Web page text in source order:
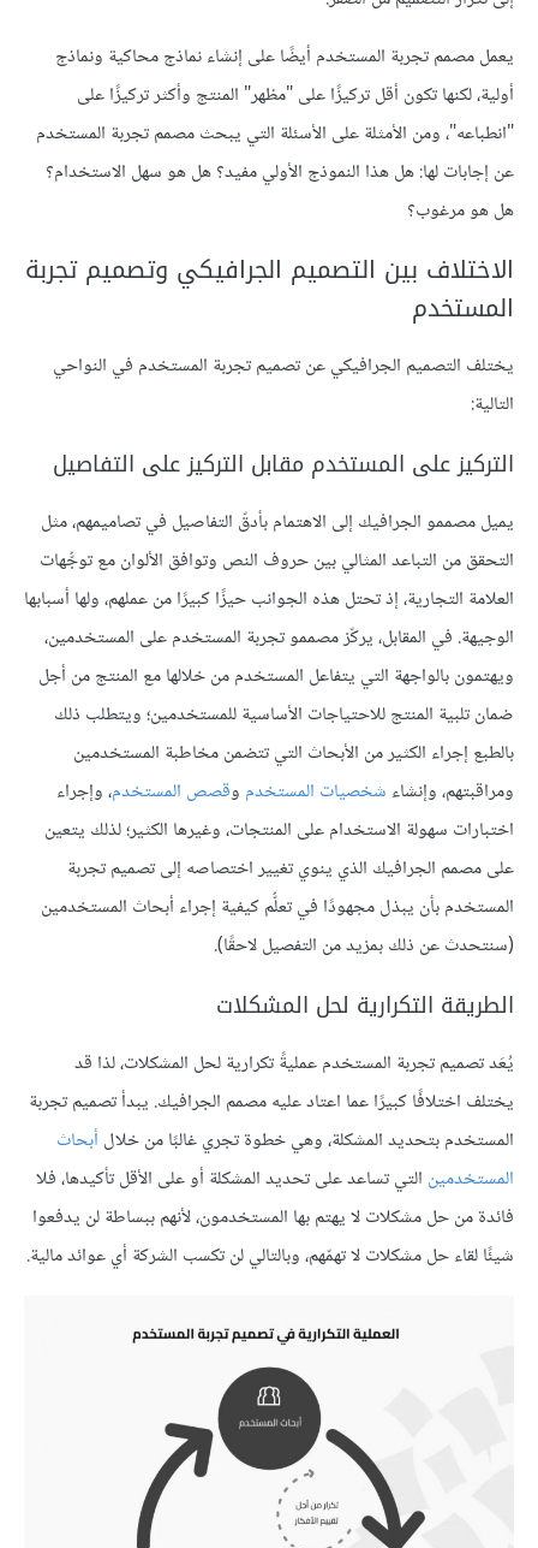
يعمل مصمم تجربة المستخدم أيضًا على إنشاء نماذج محاكية ونماذج
أولية، لكنها تكون أقل تركيزًا على "مظهر" المنتج وأكثر تركيزًا على
"انطباعه"، ومن الأمثلة على الأسئلة التي يبحث مصمم تجربة المستخدم
عن إجابات لها: هل هذا النموذج الأولي مفيد؟ هل هو سهل الاستخدام؟
هل هو مرغوب؟
الاختلاف بين التصميم الجرافيكي وتصميم تجربة
المستخدم
يختلف التصميم الجرافيكي عن تصميم تجربة المستخدم في النواحي
التالية:
التركيز على المستخدم مقابل التركيز على التفاصيل
يميل مصممو الجرافيك إلى الاهتمام بأدقّ التفاصيل في تصاميمهم، مثل
التحقق من التباعد المثالي بين حروف النص وتوافق الألوان مع توجُّهات
العلامة التجارية، إذ تحتل هذه الجوانب حيزًا كبيرًا من عملهم، ولها أسبابها
الوجيهة. في المقابل، يركّز مصممو تجربة المستخدم على المستخدمين،
ويهتمون بالواجهة التي يتفاعل المستخدم من خلالها مع المنتج من أجل
ضمان تلبية المنتج للاحتياجات الأساسية للمستخدمين؛ ويتطلب ذلك
بالطبع إجراء الكثير من الأبحاث التي تتضمن مخاطبة المستخدمين
ومراقبتهم، وإنشاء شخصيات المستخدم وقصص المستخدم، وإجراء
اختبارات سهولة الاستخدام على المنتجات، وغيرها الكثير؛ لذلك يتعين
على مصمم الجرافيك الذي ينوي تغيير اختصاصه إلى تصميم تجربة
المستخدم بأن يبذل مجهودًا في تعلُّم كيفية إجراء أبحاث المستخدمين
(سنتحدث عن ذلك بمزيد من التفصيل لاحقًا).
الطريقة التكرارية لحل المشكلات
يُعَد تصميم تجربة المستخدم عمليةً تكرارية لحل المشكلات، لذا قد
يختلف اختلافًا كبيرًا عما اعتاد عليه مصمم الجرافيك. يبدأ تصميم تجربة
المستخدم بتحديد المشكلة، وهي خطوة تجري غالبًا من خلال أبحاث
المستخدمين التي تساعد على تحديد المشكلة أو على الأقل تأكيدها، فلا
فائدة من حل مشكلات لا يهتم بها المستخدمون، لأنهم ببساطة لن يدفعوا
شيئًا لقاء حل مشكلات لا تهمّهم، وبالتالي لن تكسب الشركة أي عوائد مالية.